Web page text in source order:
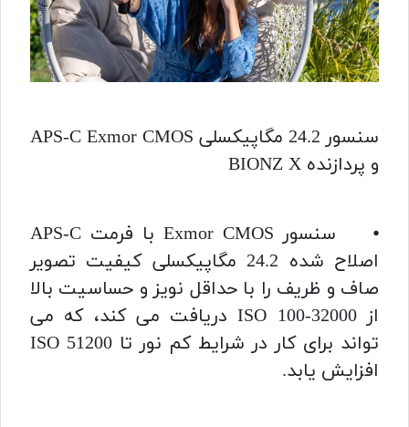
سنسور 24.2 مگاپیکسلی APS-C Exmor CMOS
و پردازنده BIONZ X
⦁ سنسور Exmor CMOS با فرمت APS-C
اصلاح شده 24.2 مگاپیکسلی کیفیت تصویر
صاف و ظریف را با حداقل نویز و حساسیت بالا
از ISO 100-32000 دریافت می کند، که می
تواند برای کار در شرایط کم نور تا ISO 51200
افزایش یابد.